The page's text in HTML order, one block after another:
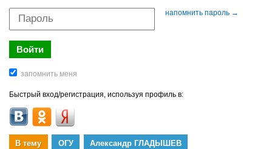
напомнить пароль →
Быстрый вход/регистрация, используя профиль в:
В тему ОГУ Александр ГЛАДЫШЕВ